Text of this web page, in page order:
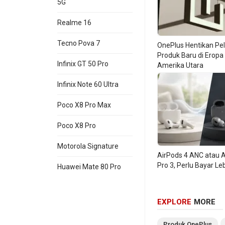
5G
Realme 16
Tecno Pova 7
Infinix GT 50 Pro
Infinix Note 60 Ultra
Poco X8 Pro Max
Poco X8 Pro
Motorola Signature
Huawei Mate 80 Pro
Desain In-Ear
OnePlus Nord
ringkas. Pada
dipakai sebagai
bentuk membulat
kotak kaku yang
Desain in-ear
pasif yang lebih
earbuds di
seperti Indonesia,
saat commuting,
driver, dukungan
OnePlus Hentikan
Produk Baru di Eropa
Amerika Utara
AirPods 4 ANC atau
Pro 3, Perlu Bayar
EXPLORE MORE